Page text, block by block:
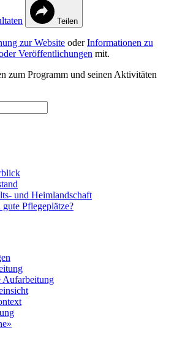
Teilen
zur Website oderInformationen zu
Veröffentlichungen mit.
zum Programm und seinen Aktivitäten
und Heimlandschaft
Pflegeplätze?
Aufarbeitung